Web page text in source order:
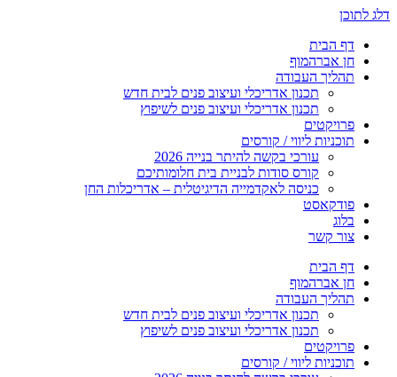
דלג לתוכן
דף הבית
חן אברהמוף
תהליך העבודה
תכנון אדריכלי ועיצוב פנים לבית חדש
תכנון אדריכלי ועיצוב פנים לשיפוץ
פרויקטים
תוכניות ליווי / קורסים
עורכי בקשה להיתר בנייה 2026
קורס סודות לבניית בית חלומותיכם
כניסה לאקדמייה הדיגיטלית – אדריכלות החן
פודקאסט
בלוג
צור קשר
דף הבית
חן אברהמוף
תהליך העבודה
תכנון אדריכלי ועיצוב פנים לבית חדש
תכנון אדריכלי ועיצוב פנים לשיפוץ
פרויקטים
תוכניות ליווי / קורסים